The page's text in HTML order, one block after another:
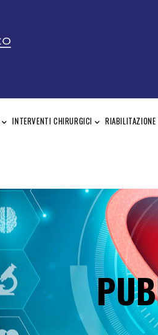
INTERVENTI CHIRURGICI